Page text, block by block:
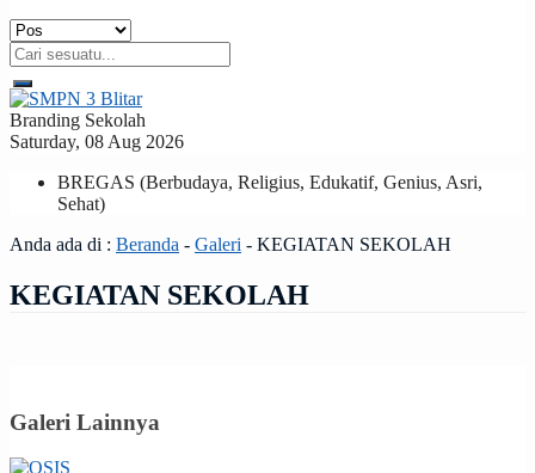
Branding Sekolah
Saturday, 08 Aug 2026
BREGAS (Berbudaya, Religius, Edukatif, Genius, Asri,
Sehat)
Anda ada di : Beranda - Galeri - KEGIATAN SEKOLAH
KEGIATAN SEKOLAH
Galeri Lainnya